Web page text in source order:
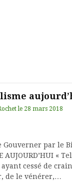
le 28 mars 2018
Gouverner par le
AUJOURD’HUI «
ayant cessé de
de le vénérer,…